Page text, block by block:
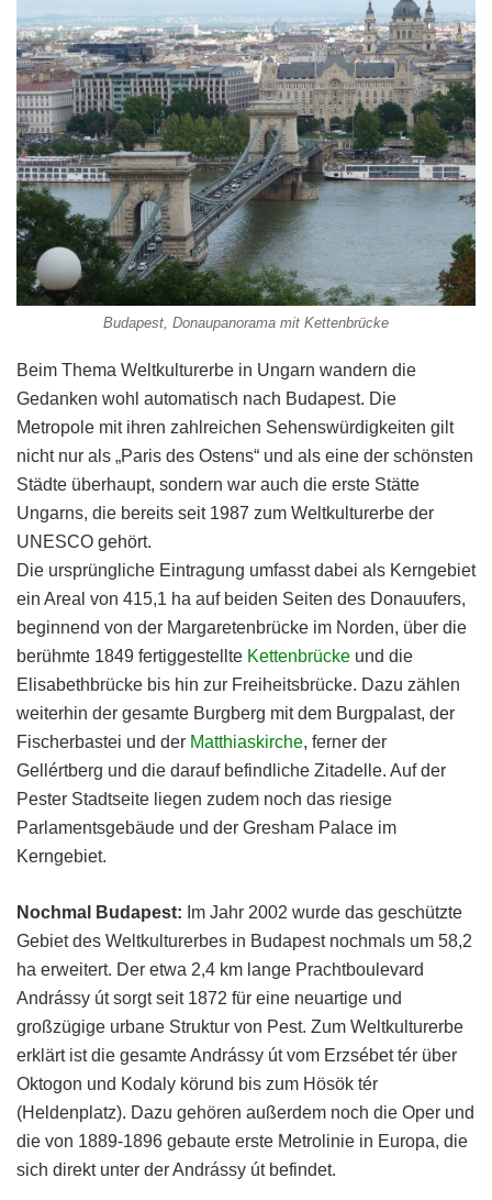
Budapest, Donaupanorama mit Kettenbrücke
Beim Thema Weltkulturerbe in Ungarn wandern die
Gedanken wohl automatisch nach Budapest. Die
Metropole mit ihren zahlreichen Sehenswürdigkeiten gilt
nicht nur als „Paris des Ostens“ und als eine der schönsten
Städte überhaupt, sondern war auch die erste Stätte
Ungarns, die bereits seit 1987 zum Weltkulturerbe der
UNESCO gehört.
Die ursprüngliche Eintragung umfasst dabei als Kerngebiet
ein Areal von 415,1 ha auf beiden Seiten des Donauufers,
beginnend von der Margaretenbrücke im Norden, über die
berühmte 1849 fertiggestellte Kettenbrücke und die
Elisabethbrücke bis hin zur Freiheitsbrücke. Dazu zählen
weiterhin der gesamte Burgberg mit dem Burgpalast, der
Fischerbastei und der Matthiaskirche, ferner der
Gellértberg und die darauf befindliche Zitadelle. Auf der
Pester Stadtseite liegen zudem noch das riesige
Parlamentsgebäude und der Gresham Palace im
Kerngebiet.
Nochmal Budapest: Im Jahr 2002 wurde das geschützte
Gebiet des Weltkulturerbes in Budapest nochmals um 58,2
ha erweitert. Der etwa 2,4 km lange Prachtboulevard
Andrássy út sorgt seit 1872 für eine neuartige und
großzügige urbane Struktur von Pest. Zum Weltkulturerbe
erklärt ist die gesamte Andrássy út vom Erzsébet tér über
Oktogon und Kodaly körund bis zum Hösök tér
(Heldenplatz). Dazu gehören außerdem noch die Oper und
die von 1889-1896 gebaute erste Metrolinie in Europa, die
sich direkt unter der Andrássy út befindet.